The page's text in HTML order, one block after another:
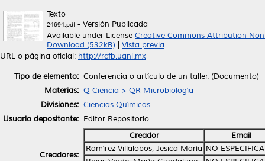
Texto
24694.pdf- Versión Publicada
Available under License Creative Commons Attribution
Download (532kB)
Vista previa
URL o página oficial: http://rcfb.uanl.mx
Tipo de elemento: Conferencia o artículo de un taller. (Documento)
Materias: Q Ciencia > QR Microbiología
Divisiones: Ciencias Químicas
Usuario depositante: Editor Repositorio
Creadores:
Creador
Email
Ramírez Villalobos, Jesica María NO